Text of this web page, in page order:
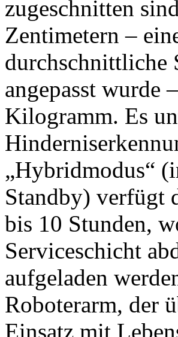
zugeschnitten
Zentimetern –
durchschnittliche
angepasst wurde
Kilogramm. Es
„Hybridmodus“
Standby) verfügt
bis 10 Stunden,
Serviceschicht
aufgeladen
Roboterarm, der
Einsatz mit